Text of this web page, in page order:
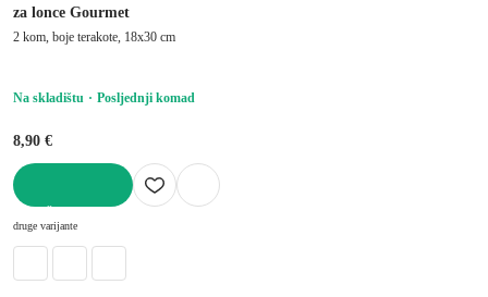
za lonce Gourmet
2 kom, boje terakote, 18x30 cm
Na skladištu Posljednji komad
8,90 €
druge varijante